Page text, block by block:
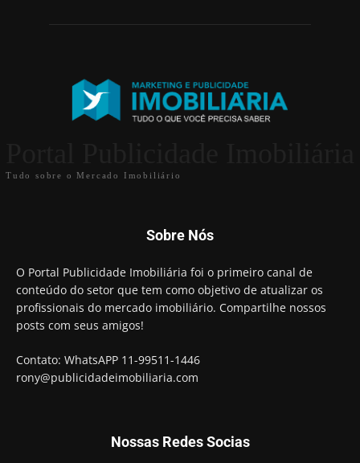
Tudo sobre o Mercado Imobiliário
Sobre Nós
O Portal Publicidade Imobiliária foi o primeiro canal de
conteúdo do setor que tem como objetivo de atualizar os
profissionais do mercado imobiliário. Compartilhe nossos
posts com seus amigos!
Contato: WhatsAPP 11-99511-1446
rony@publicidadeimobiliaria.com
Nossas Redes Socias